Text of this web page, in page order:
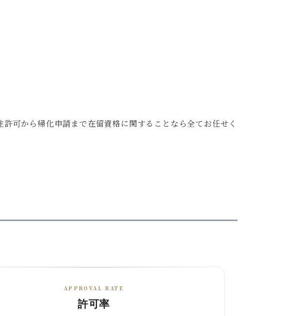
可から帰化申請まで在留資格に関することなら全てお任せく
APPROVAL RATE
許可率